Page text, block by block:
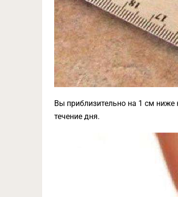
Вы приблизительно на 1 см
течение дня.